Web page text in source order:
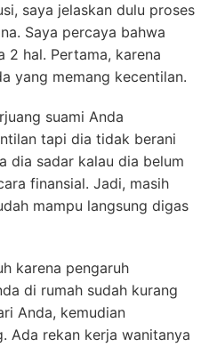
saya jelaskan dulu proses
Saya percaya bahwa
2 hal. Pertama, karena
yang memang kecentilan.
suami Anda
tapi dia tidak berani
dia sadar kalau dia belum
finansial. Jadi, masih
mampu langsung digas
karena pengaruh
di rumah sudah kurang
Anda, kemudian
Ada rekan kerja wanitanya